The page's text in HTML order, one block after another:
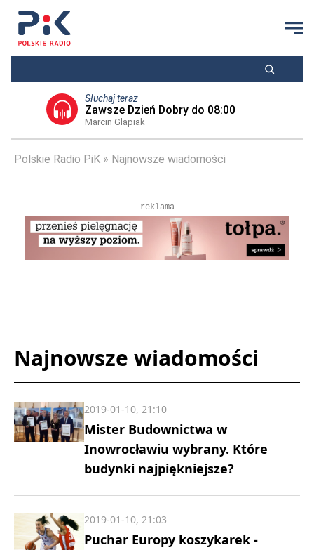
Słuchaj teraz
Zawsze Dzień Dobry do 08:00
Marcin Glapiak
Polskie Radio PiK Najnowsze wiadomości
reklama
Najnowsze wiadomości
Mister Budownictwa w
Inowrocławiu wybrany. Które
budynki najpiękniejsze?
2019-01-10, 21:10
Puchar Europy koszykarek -
2019-01-10, 21:03